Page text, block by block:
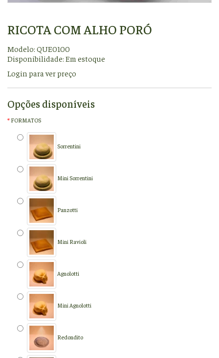
RICOTA COM ALHO PORÓ
Modelo: QUE0100
Disponibilidade: Em estoque
Login para ver preço
Opções disponíveis
FORMATOS
Sorrentini
Mini Sorrentini
Panzotti
Mini Ravioli
Agnolotti
Mini Agnolotti
Redondito